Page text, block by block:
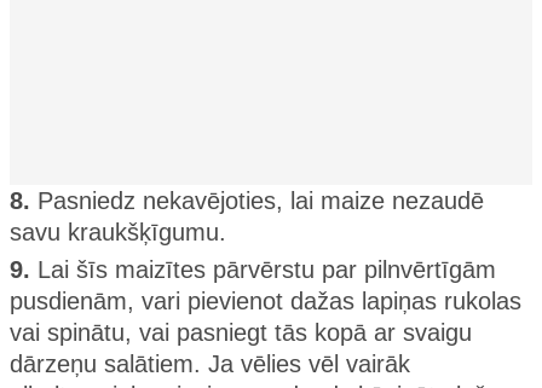
8. Pasniedz nekavējoties, lai maize nezaudē
savu kraukšķīgumu.
9. Lai šīs maizītes pārvērstu par pilnvērtīgām
pusdienām, vari pievienot dažas lapiņas rukolas
vai spinātu, vai pasniegt tās kopā ar svaigu
dārzeņu salātiem. Ja vēlies vēl vairāk